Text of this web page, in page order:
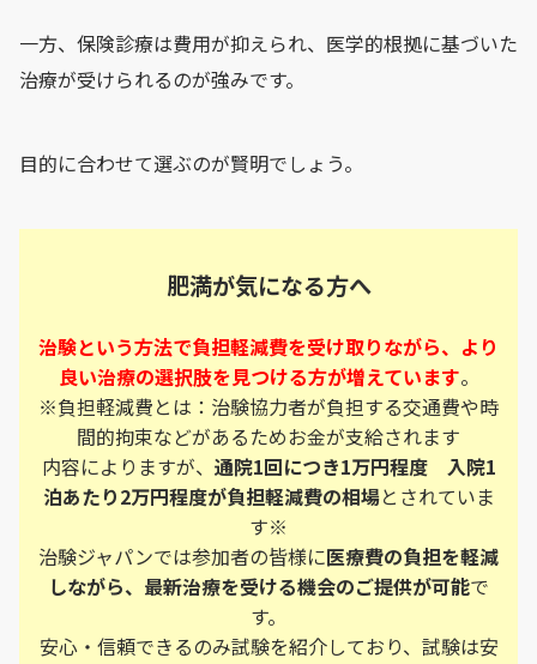
一方、保険診療は費用が抑えられ、医学的根拠に基づいた
治療が受けられるのが強みです。
目的に合わせて選ぶのが賢明でしょう。
肥満が気になる方へ
治験という方法で負担軽減費を受け取りながら、より
良い治療の選択肢を見つける方が増えています。
※負担軽減費とは：治験協力者が負担する交通費や時
間的拘束などがあるためお金が支給されます
内容によりますが、 通院1回につき1万円程度 入院1
泊あたり2万円程度が負担軽減費の相場とされていま
す※
治験ジャパンでは参加者の皆様に医療費の負担を軽減
しながら、最新治療を受ける機会のご提供が可能で
す。
安心・信頼できるのみ試験を紹介しており、試験は安